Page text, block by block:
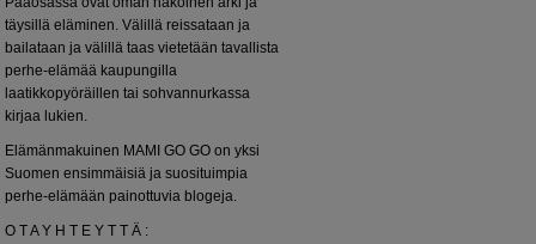
täysillä eläminen. Välillä reissataan ja
bailataan ja välillä taas vietetään tavallista
perhe-elämää kaupungilla
laatikkopyöräillen tai sohvannurkassa
kirjaa lukien.
Elämänmakuinen MAMI GO GO on yksi
Suomen ensimmäisiä ja suosituimpia
perhe-elämään painottuvia blogeja.
O T A Y H T E Y T T Ä :